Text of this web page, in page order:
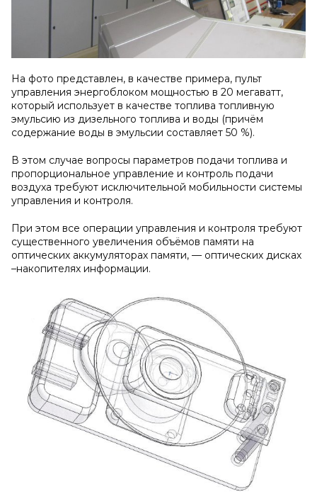
На фото представлен, в качестве примера, пульт
управления энергоблоком мощностью в 20 мегаватт,
который использует в качестве топлива топливную
эмульсию из дизельного топлива и воды (причём
содержание воды в эмульсии составляет 50 %).
В этом случае вопросы параметров подачи топлива и
пропорциональное управление и контроль подачи
воздуха требуют исключительной мобильности системы
управления и контроля.
При этом все операции управления и контроля требуют
существенного увеличения объёмов памяти на
оптических аккумуляторах памяти, — оптических дисках
–накопителях информации.